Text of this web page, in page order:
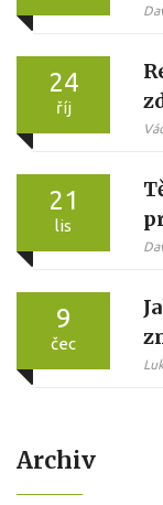
24
říj
21
lis
9
čec
Archiv